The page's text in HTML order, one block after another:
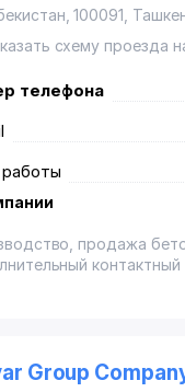
100091,
схему проезда
телефона
продажа
Group